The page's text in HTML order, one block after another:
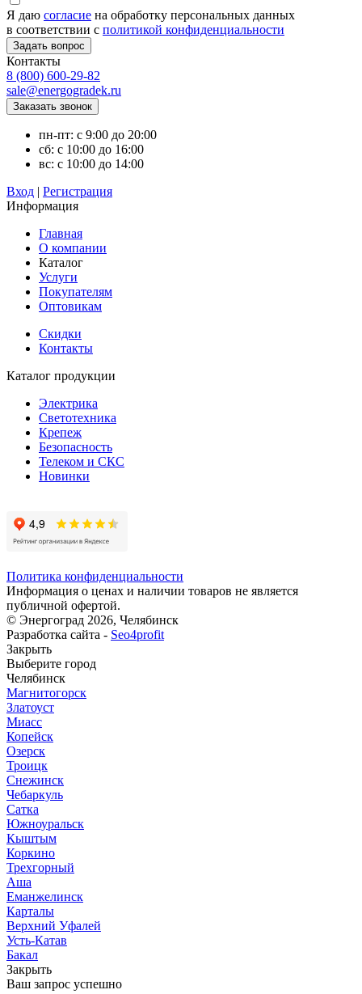
Я даю согласие на обработку персональных данных
в соответствии с политикой конфиденциальности
Контакты
8 (800) 600-29-82
sale@energogradek.ru
пн-пт: с 9:00 до 20:00
сб: с 10:00 до 16:00
вс: с 10:00 до 14:00
Вход | Регистрация
Информация
Главная
О компании
Каталог
Услуги
Покупателям
Оптовикам
Скидки
Контакты
Каталог продукции
Электрика
Светотехника
Крепеж
Безопасность
Телеком и СКС
Новинки
Политика конфиденциальности
Информация о ценах и наличии товаров не является
публичной офертой.
© Энергоград 2026, Челябинск
Разработка сайта - Seo4profit
Закрыть
Выберите город
Челябинск
Магнитогорск
Златоуст
Миасс
Копейск
Озерск
Троицк
Снежинск
Чебаркуль
Сатка
Южноуральск
Кыштым
Коркино
Трехгорный
Аша
Еманжелинск
Карталы
Верхний Уфалей
Усть-Катав
Бакал
Закрыть
Ваш запрос успешно